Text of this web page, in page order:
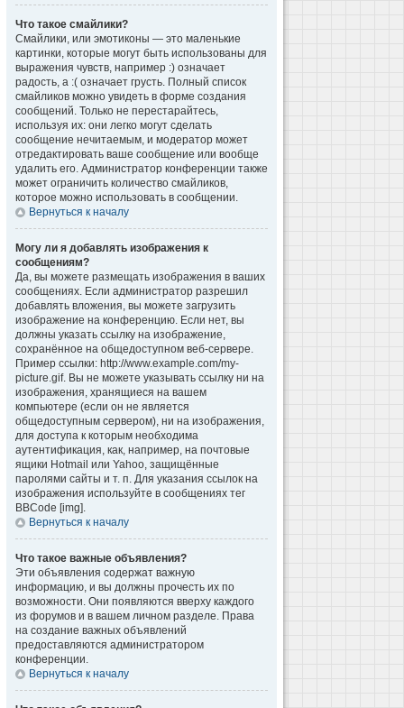
Что такое смайлики?
Смайлики, или эмотиконы — это маленькие
картинки, которые могут быть использованы для
выражения чувств, например :) означает
радость, а :( означает грусть. Полный список
смайликов можно увидеть в форме создания
сообщений. Только не перестарайтесь,
используя их: они легко могут сделать
сообщение нечитаемым, и модератор может
отредактировать ваше сообщение или вообще
удалить его. Администратор конференции также
может ограничить количество смайликов,
которое можно использовать в сообщении.
Вернуться к началу
Могу ли я добавлять изображения к
сообщениям?
Да, вы можете размещать изображения в ваших
сообщениях. Если администратор разрешил
добавлять вложения, вы можете загрузить
изображение на конференцию. Если нет, вы
должны указать ссылку на изображение,
сохранённое на общедоступном веб-сервере.
Пример ссылки: http://www.example.com/my-
picture.gif. Вы не можете указывать ссылку ни на
изображения, хранящиеся на вашем
компьютере (если он не является
общедоступным сервером), ни на изображения,
для доступа к которым необходима
аутентификация, как, например, на почтовые
ящики Hotmail или Yahoo, защищённые
паролями сайты и т. п. Для указания ссылок на
изображения используйте в сообщениях тег
BBCode [img].
Вернуться к началу
Что такое важные объявления?
Эти объявления содержат важную
информацию, и вы должны прочесть их по
возможности. Они появляются вверху каждого
из форумов и в вашем личном разделе. Права
на создание важных объявлений
предоставляются администратором
конференции.
Вернуться к началу